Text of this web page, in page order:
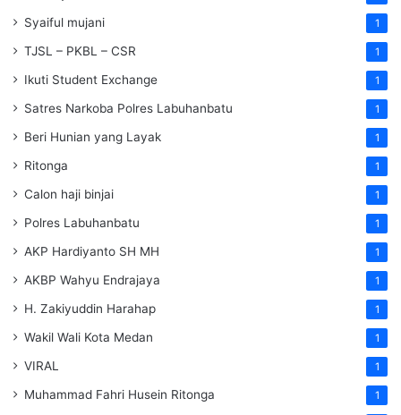
Syaiful mujani 1
TJSL – PKBL – CSR 1
Ikuti Student Exchange 1
Satres Narkoba Polres Labuhanbatu 1
Beri Hunian yang Layak 1
Ritonga 1
Calon haji binjai 1
Polres Labuhanbatu 1
AKP Hardiyanto SH MH 1
AKBP Wahyu Endrajaya 1
H. Zakiyuddin Harahap 1
Wakil Wali Kota Medan 1
VIRAL 1
Muhammad Fahri Husein Ritonga 1